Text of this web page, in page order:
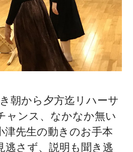
朝から夕方迄リハーサ
ャンス、なかなか無い
津先生の動きのお手本
逃さず、説明も聞き逃